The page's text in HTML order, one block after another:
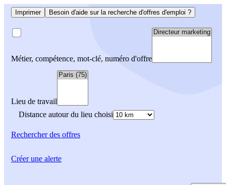
Imprimer Besoin d'aide sur la recherche d'offres d'emploi ?
Métier, compétence, mot-clé, numéro d'offre
Lieu de travail
Distance autour du lieu choisi
Rechercherdes offres
Créer une alerte